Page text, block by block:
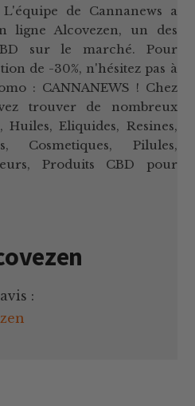
de Cannanews a
ligne Alcovezen, un des
sur le marché. Pour
de -30%, n'hésitez pas à
: CANNANEWS ! Chez
trouver de nombreux
Eliquides, Resines,
Cosmetiques, Pilules,
Produits CBD pour
: